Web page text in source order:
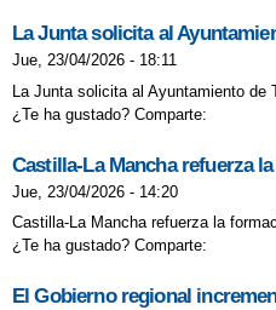
La Junta solicita al
Jue, 23/04/2026 - 18:11
La Junta solicita al Ayuntamiento de
¿Te ha gustado? Comparte:
Castilla-La Mancha refuerza
Jue, 23/04/2026 - 14:20
Castilla-La Mancha refuerza la
¿Te ha gustado? Comparte:
El Gobierno regional